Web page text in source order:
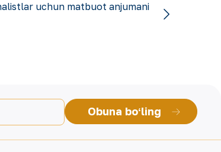
uchun matbuot anjumani
Obuna boʻling